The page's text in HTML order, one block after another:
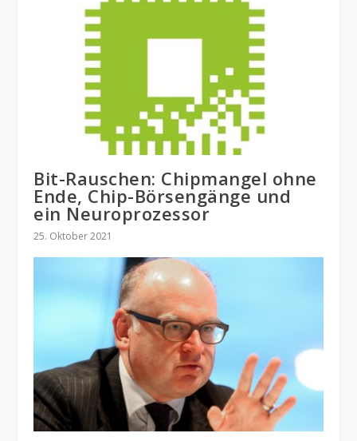
Bit-Rauschen: Chipmangel ohne
Ende, Chip-Börsengänge und
ein Neuroprozessor
25. Oktober 2021